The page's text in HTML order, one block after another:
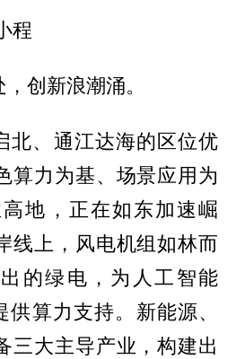
程
创新浪潮涌。
北、通江达海的区位优
算力为基、场景应用为
高地，正在如东加速崛
线上，风电机组如林而
的绿电，为人工智能
供算力支持。新能源、
三大主导产业，构建出